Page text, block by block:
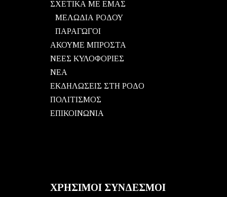
ΣΧΕΤΙΚΑ ΜΕ ΕΜΑΣ
ΜΕΛΩΔΙΑ ΡΟΔΟΥ
ΠΑΡΑΓΩΓΟΙ
ΑΚΟΥΜΕ ΜΠΡΟΣΤΑ
ΝΕΕΣ ΚΥΛΟΦΟΡΙΕΣ
ΝΕΑ
ΕΚΔΗΛΩΣΕΙΣ ΣΤΗ ΡΟΔΟ
ΠΟΛΙΤΙΣΜΟΣ
ΕΠΙΚΟΙΝΩΝΙΑ
ΧΡΗΣΙΜΟΙ ΣΥΝΔΕΣΜΟΙ